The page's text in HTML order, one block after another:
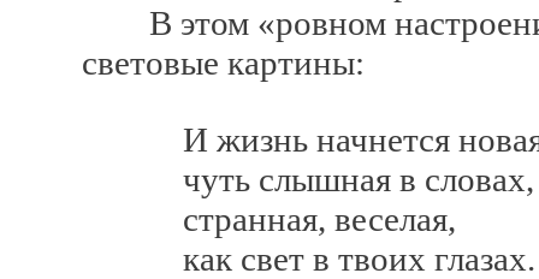
В этом «ровном
световые картины:
И жизнь начнется
чуть слышная в словах,
странная, веселая,
как свет в твоих глазах.